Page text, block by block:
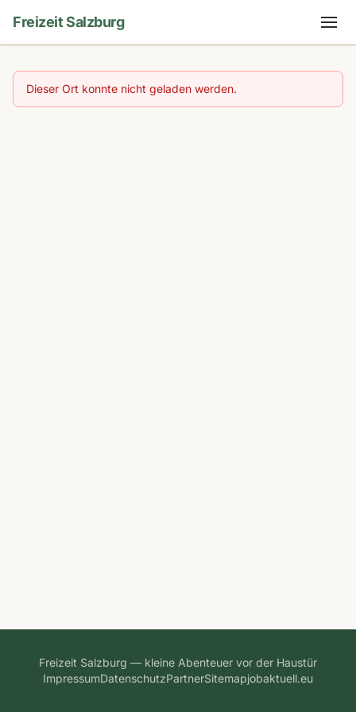
Freizeit Salzburg
Dieser Ort konnte nicht geladen werden.
Freizeit Salzburg — kleine Abenteuer vor der Haustür
ImpressumDatenschutzPartnerSitemapjobaktuell.eu